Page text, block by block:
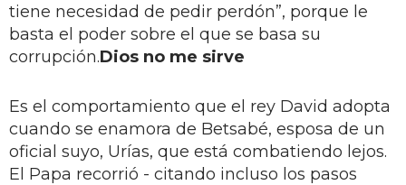
tiene necesidad de pedir perdón”, porque le
basta el poder sobre el que se basa su
corrupción.Dios no me sirve
Es el comportamiento que el rey David adopta
cuando se enamora de Betsabé, esposa de un
oficial suyo, Urías, que está combatiendo lejos.
El Papa recorrió - citando incluso los pasos